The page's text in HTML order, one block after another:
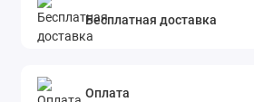
Бесплатная доставка
Оплата